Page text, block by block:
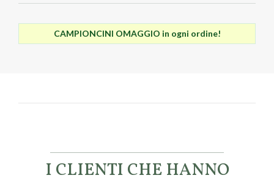
CAMPIONCINI OMAGGIO in ogni ordine!
I CLIENTI CHE HANNO